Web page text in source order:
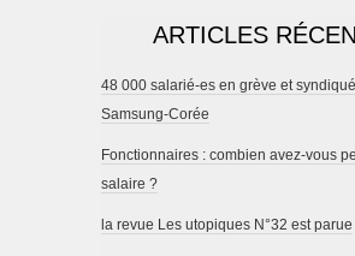
ARTICLES
48 000 salarié-es en grève et
Samsung-Corée
Fonctionnaires : combien avez-vous
salaire ?
la revue Les utopiques N°32 est parue